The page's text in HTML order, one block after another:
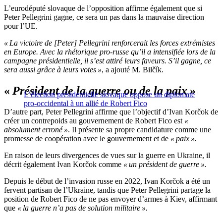
L’eurodéputé slovaque de l’opposition affirme également que si
Peter Pellegrini gagne, ce sera un pas dans la mauvaise direction
pour l’UE.
« La victoire de [Peter] Pellegrini renforcerait les forces extrémistes
en Europe. Avec la rhétorique pro-russe qu’il a intensifiée lors de la
campagne présidentielle, il s’est attiré leurs faveurs. S’il gagne, ce
sera aussi grâce à leurs votes », a ajouté M. Bilčík.
L’élection présidentielle slovaque oppose un diplomate
pro-occidental à un allié de Robert Fico
« Président de la guerre ou de la paix»
D’autre part, Peter Pellegrini affirme que l’objectif d’Ivan Korčok de
créer un contrepoids au gouvernement de Robert Fico est «
absolument erroné ». Il présente sa propre candidature comme une
promesse de coopération avec le gouvernement et de « paix ».
En raison de leurs divergences de vues sur la guerre en Ukraine, il
décrit également Ivan Korčok comme « un président de guerre ».
Depuis le début de l’invasion russe en 2022, Ivan Korčok a été un
fervent partisan de l’Ukraine, tandis que Peter Pellegrini partage la
position de Robert Fico de ne pas envoyer d’armes à Kiev, affirmant
que « la guerre n’a pas de solution militaire ».